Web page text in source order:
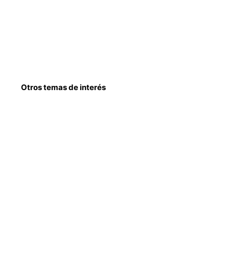
Otros temas de interés